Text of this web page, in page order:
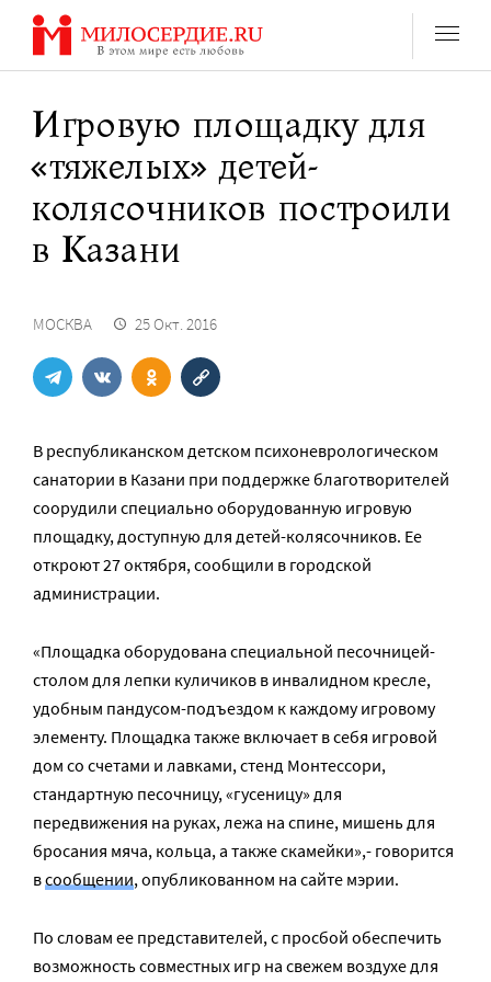
Перейти
содержанию
Игровую площадку для
«тяжелых» детей-
колясочников построили
в Казани
МОСКВА 25 Окт. 2016
В республиканском детском психоневрологическом
санатории в Казани при поддержке благотворителей
соорудили специально оборудованную игровую
площадку, доступную для детей-колясочников. Ее
откроют 27 октября, сообщили в городской
администрации.
«Площадка оборудована специальной песочницей-
столом для лепки куличиков в инвалидном кресле,
удобным пандусом-подъездом к каждому игровому
элементу. Площадка также включает в себя игровой
дом со счетами и лавками, стенд Монтессори,
стандартную песочницу, «гусеницу» для
передвижения на руках, лежа на спине, мишень для
бросания мяча, кольца, а также скамейки»,- говорится
всообщении, опубликованном на сайте мэрии.
По словам ее представителей, с просбой обеспечить
возможность совместных игр на свежем воздухе для